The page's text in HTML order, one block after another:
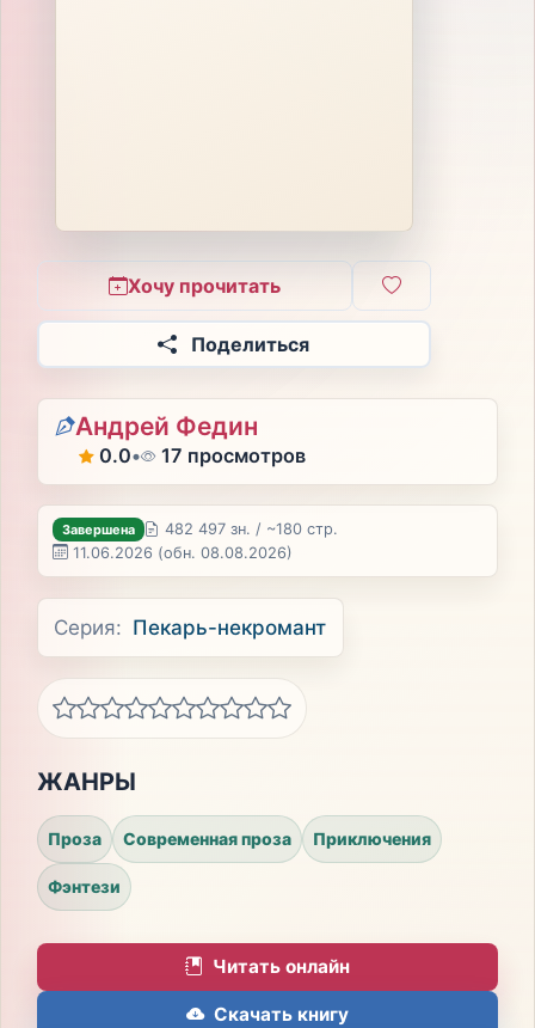
Хочу прочитать
Поделиться
Андрей Федин
0.0• 17 просмотров
Завершена
482 497 зн. / ~180 стр.
11.06.2026 (обн. 08.08.2026)
Серия: Пекарь-некромант
ЖАНРЫ
Проза Современная проза Приключения
Фэнтези
Читать онлайн
Скачать книгу